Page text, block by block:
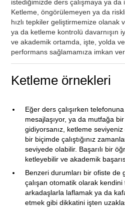
istediğimizde ders çalışmaya ya da
Ketleme, öngörülemeyen ya da
hızlı tepkiler geliştirmemize olanak
ya da ketleme kontrolü davarnışın
ve akademik ortamda, işte, yolda
performans sağlamamıza imkan
Ketleme örnekleri
Eğer ders çalışırken
mesajlaşıyor, ya da mutfağa bir
gidiyorsanız, ketleme seviyeniz
bir biçimde çalıştığınız
seviyede olabilir. Başarılı bir
ketleyebilir ve akademik
Benzeri durumları bir ofiste de
çalışan otomatik olarak kendini
arkadaşlarla laflamak ya da
etmek gibi dikkatini işten